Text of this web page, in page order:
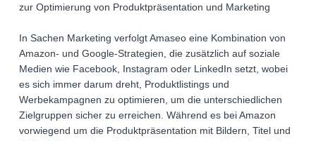
zur Optimierung von Produktpräsentation und Marketing
In Sachen Marketing verfolgt Amaseo eine Kombination von
Amazon- und Google-Strategien, die zusätzlich auf soziale
Medien wie Facebook, Instagram oder LinkedIn setzt, wobei
es sich immer darum dreht, Produktlistings und
Werbekampagnen zu optimieren, um die unterschiedlichen
Zielgruppen sicher zu erreichen. Während es bei Amazon
vorwiegend um die Produktpräsentation mit Bildern, Titel und